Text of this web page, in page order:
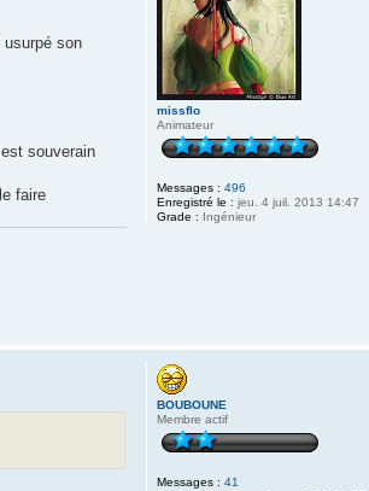
missflo
Animateur
Messages : 496
Enregistré le : jeu. 4 juil. 2013 14:47
Grade : Ingénieur
son
souverain
faire
BOUBOUNE
Membre actif
Messages : 41